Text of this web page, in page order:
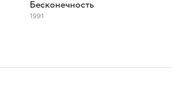
Бесконечность
1991